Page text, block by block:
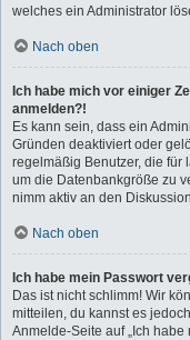
welches ein Administrator
Nach oben
Ich habe mich vor einiger
anmelden?!
Es kann sein, dass ein
Gründen deaktiviert oder
regelmäßig Benutzer, die für
um die Datenbankgröße zu
nimm aktiv an den
Nach oben
Ich habe mein Passwort
Das ist nicht schlimm! Wir
mitteilen, du kannst es
Anmelde-Seite auf „Ich